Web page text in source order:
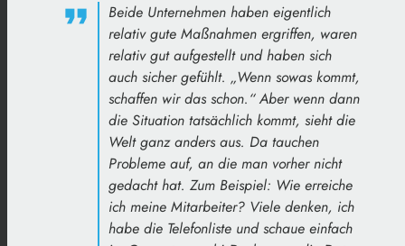
Beide Unternehmen haben eigentlich
relativgute Maßnahmen ergriffen, waren
relativgutaufgestelltundhaben sich
auch sichergefühlt. „Wenn sowas kommt,
schaffen wir das schon.“Aberwenn dann
die Situation tatsächlich kommt, siehtdie
Weltganzanders aus. Da tauchen
Probleme auf, an die man vorhernicht
gedachthat. Zum Beispiel: Wie erreiche
ich meine Mitarbeiter? Viele denken, ich
habe die Telefonliste undschaue einfach